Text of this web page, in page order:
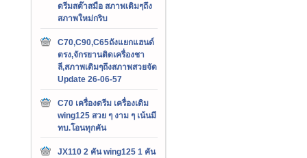
ดรีมสต๊าสมือ สภาพเดิมๆถึง
สภาพใหม่กริบ
C70,C90,C65ถังแยกแฮนด์
ตรง,จักรยานติดเครื่องชา
ลี,สภาพเดิมๆถึงสภาพสวยจัด
Update 26-06-57
C70 เครื่องดรีม เครื่องเดิม
wing125 สวย ๆ งาม ๆ เน้นมี
ทบ.โอนทุกคัน
JX110 2 คัน wing125 1 คัน